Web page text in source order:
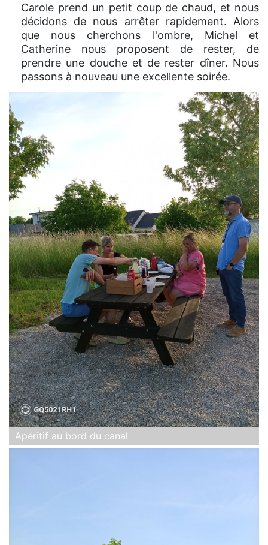
Carole prend un petit coup de chaud, et nous
décidons de nous arrêter rapidement. Alors
que nous cherchons l'ombre, Michel et
Catherine nous proposent de rester, de
prendre une douche et de rester dîner. Nous
passons à nouveau une excellente soirée.
Apéritif au bord du canal